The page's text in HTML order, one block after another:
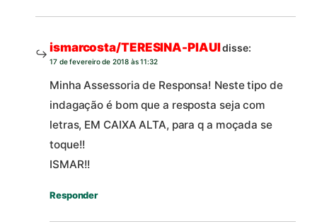
ismarcosta/TERESINA-PIAUIdisse:
17 de fevereiro de 2018 às 11:32
Minha Assessoria de Responsa! Neste tipo de
indagação é bom que a resposta seja com
letras, EM CAIXA ALTA, para q a moçada se
toque!!
ISMAR!!
Responder